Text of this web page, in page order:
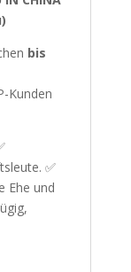
bis
Kunden
✅
Ehe und